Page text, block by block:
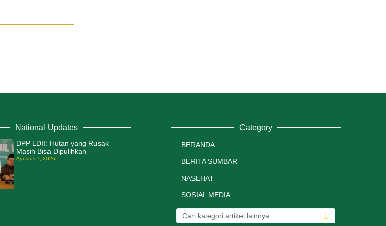
National Updates
DPP LDII: Hutan yang Rusak
Masih Bisa Dipulihkan
Agustus 7, 2026
Category
BERANDA
BERITA SUMBAR
NASEHAT
SOSIAL MEDIA